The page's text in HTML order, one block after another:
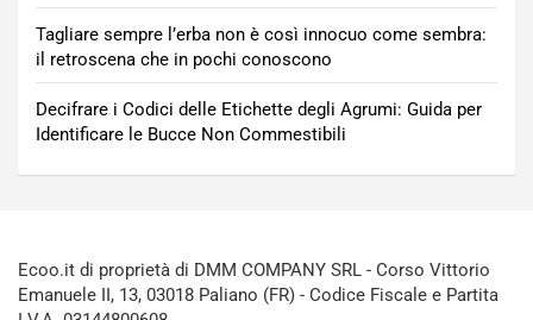
Tagliare sempre l’erba non è così innocuo come sembra:
il retroscena che in pochi conoscono
Decifrare i Codici delle Etichette degli Agrumi: Guida per
Identificare le Bucce Non Commestibili
Ecoo.it di proprietà di DMM COMPANY SRL - Corso Vittorio
Emanuele II, 13, 03018 Paliano (FR) - Codice Fiscale e Partita